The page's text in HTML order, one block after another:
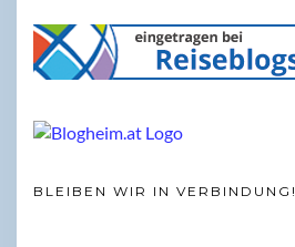
BLEIBEN WIR IN VERBINDUNG!